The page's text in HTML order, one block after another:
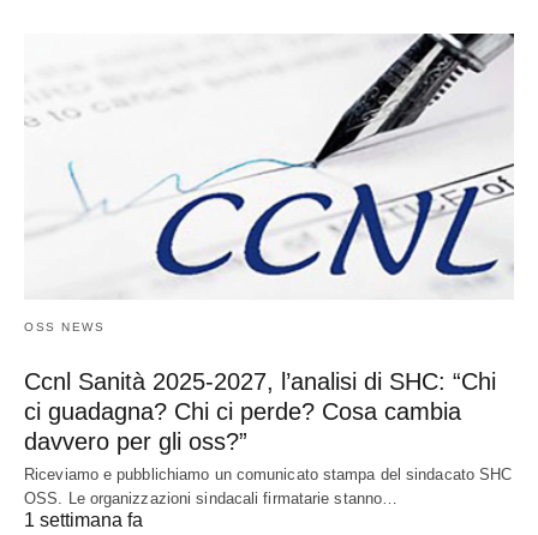
OSS NEWS
Ccnl Sanità 2025-2027, l’analisi di SHC: “Chi
ci guadagna? Chi ci perde? Cosa cambia
davvero per gli oss?”
Riceviamo e pubblichiamo un comunicato stampa del sindacato SHC
OSS. Le organizzazioni sindacali firmatarie stanno…
1 settimana fa